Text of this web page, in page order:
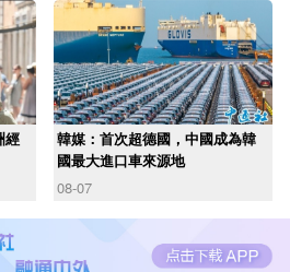
經
韓媒：首次超德國，中國成為韓
國最大進口車來源地
08-07